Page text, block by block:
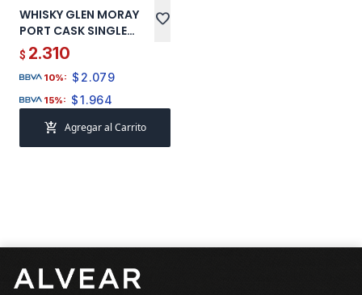
WHISKY GLEN MORAY
PORT CASK SINGLE
MALT 700 ML
favorite
$ 2.310
10%: $ 2.079
15%: $1.964
add_shopping_cart Agregar al Carrito